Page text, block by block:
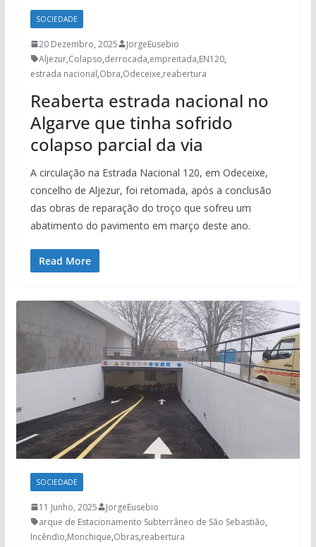
SOCIEDADE
20 Dezembro, 2025
JorgeEusebio
Aljezur,Colapso,derrocada,empreitada,EN120,
estrada nacional,Obra,Odeceixe,reabertura
Reaberta estrada nacional no
Algarve que tinha sofrido
colapso parcial da via
A circulação na Estrada Nacional 120, em Odeceixe,
concelho de Aljezur, foi retomada, após a conclusão
das obras de reparação do troço que sofreu um
abatimento do pavimento em março deste ano.
Read More
SOCIEDADE
11 Junho, 2025
JorgeEusebio
arque de Estacionamento Subterrâneo de São Sebastião,
Incêndio,Monchique,Obras,reabertura